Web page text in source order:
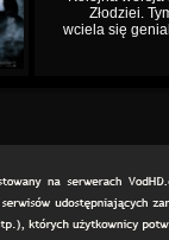
Złodziei.
wciela się